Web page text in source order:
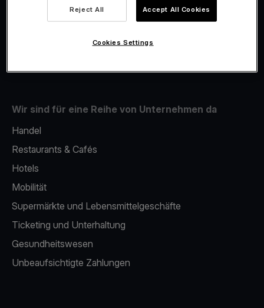
Fiskalisierung
Wir sind für eine Reihe von Unternehmen da
Handel
Restaurants & Cafés
Hotels
Mobilität
Supermärkte und Lebensmittelgeschäfte
Ticketing und Unterhaltung
Gesundheitswesen
Unbeaufsichtigte Zahlungen
Reject All Accept All Cookies
Cookies Settings